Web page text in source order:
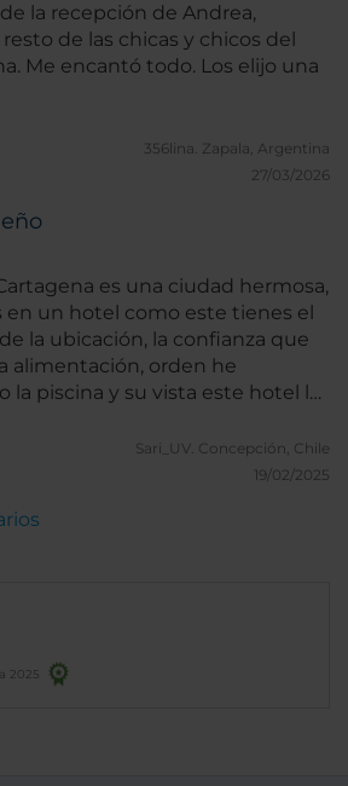
la recepción de Andrea,
una
356lina. Zapala, Argentina
27/03/2026
es una ciudad hermosa,
en un hotel como este tienes el
la ubicación, la confianza que
alimentación, orden he
la piscina y su vista este hotel lo
Sari_UV. Concepción, Chile
19/02/2025
2025